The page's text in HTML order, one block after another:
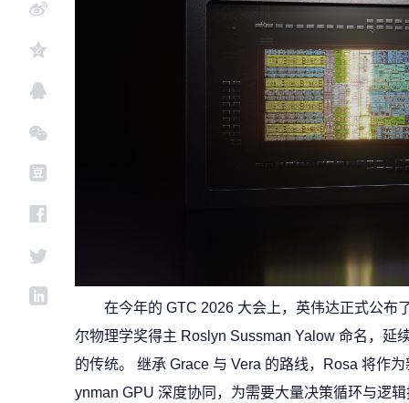
在今年的 GTC 2026 大会上，英伟达正式公布
尔物理学奖得主 Roslyn Sussman Yalow 命名，延
的传统。 继承 Grace 与 Vera 的路线，Rosa 将作
ynman GPU 深度协同，为需要大量决策循环与逻